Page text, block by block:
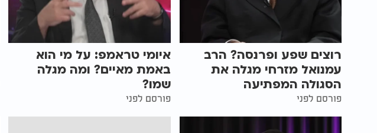
רוצים שפע ופרנסה? הרב
עמנואל מזרחי מגלה את
הסגולה המפתיעה
פורסם לפני
איומי טראמפ: על מי הוא
באמת מאיים? ומה מגלה
שמו?
פורסם לפני